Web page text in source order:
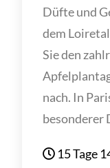
Düfte und
dem
Sie den
nach. In
besonderer
15 Tage